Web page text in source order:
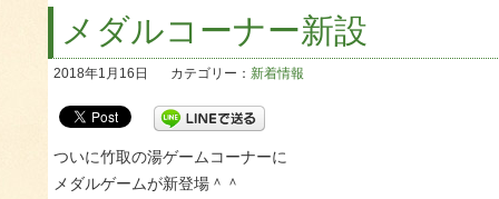
メダルコーナー新設
2018年1月16日 カテゴリー： 新着情報
ついに竹取の湯ゲームコーナーに
メダルゲームが新登場＾＾